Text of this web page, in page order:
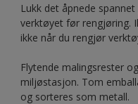
Lukk det åpnede
verktøyet før rengjøring.
ikke når du rengjør
Flytende malingsrester
miljøstasjon. Tom
og sorteres som metall.